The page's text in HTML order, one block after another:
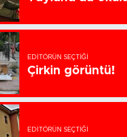
EDITÖRÜN SEÇTIĞI
Çirkin görüntü!
EDITÖRÜN SEÇTIĞI